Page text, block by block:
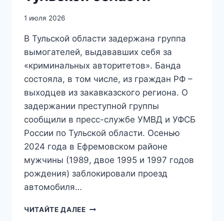
1 июля 2026
В Тульской области задержана группа
вымогателей, выдававших себя за
«криминальных авторитетов». Банда
состояла, в том числе, из граждан РФ –
выходцев из закавказского региона. О
задержании преступной группы
сообщили в пресс-службе УМВД и УФСБ
России по Тульской области. Осенью
2024 года в Ефремовском районе
мужчины (1989, двое 1995 и 1997 годов
рождения) заблокировали проезд
автомобиля…
ЧИТАЙТЕ ДАЛЕЕЭТНИЧЕСКУЮ